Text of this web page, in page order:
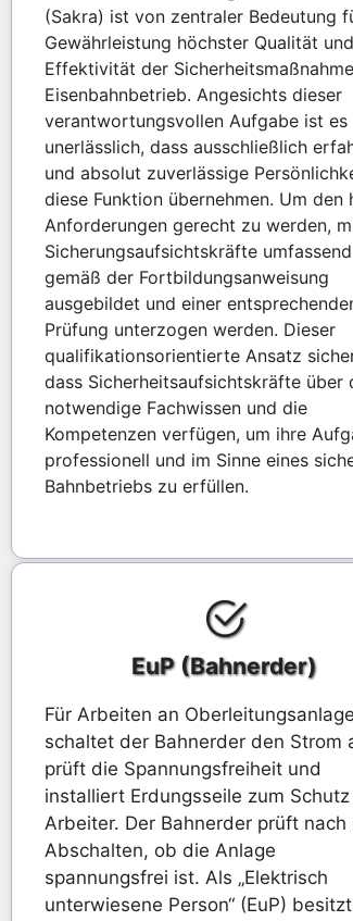
(Sakra) ist von zentraler Bedeutung
Gewährleistung höchster Qualität und
Effektivität der
Eisenbahnbetrieb. Angesichts dieser
verantwortungsvollen Aufgabe ist es
unerlässlich, dass ausschließlich
und absolut zuverlässige
diese Funktion übernehmen. Um den
Anforderungen gerecht zu werden,
Sicherungsaufsichtskräfte umfassend
gemäß der Fortbildungsanweisung
ausgebildet und einer
Prüfung unterzogen werden. Dieser
qualifikationsorientierte Ansatz
dass Sicherheitsaufsichtskräfte über
notwendige Fachwissen und die
Kompetenzen verfügen, um ihre
professionell und im Sinne eines
Bahnbetriebs zu erfüllen.
EuP (Bahnerder)
Für Arbeiten an
schaltet der Bahnerder den Strom
prüft die Spannungsfreiheit und
installiert Erdungsseile zum
Arbeiter. Der Bahnerder prüft nach
Abschalten, ob die Anlage
spannungsfrei ist. Als „Elektrisch
unterwiesene Person“ (EuP)